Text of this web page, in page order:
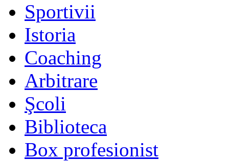
Sportivii
Istoria
Coaching
Arbitrare
Şcoli
Biblioteca
Box profesionist